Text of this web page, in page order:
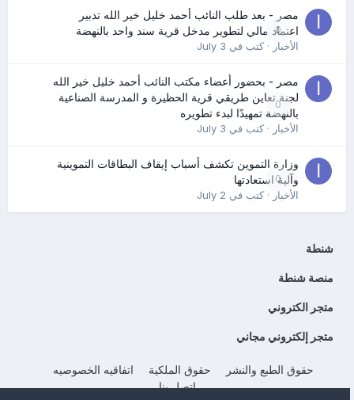
0
مصر - بعد طلب النائب أحمد خليل خير الله تدبير
اعتماد مالي لتطوير مدخل قرية سند واحد بالنهضة
الأخبار· كتب في July 3
0
مصر - بحضور أعضاء مكتب النائب أحمد خليل خير الله
لجنة تعاين طريقي قرية الحظيرة و المدرسة الصناعية
بالنهضة تمهيدًا لبدء تطويره
الأخبار· كتب في July 3
0
وزارة التموين تكشف أسباب إيقاف البطاقات التموينية
وآلية استعادتها
الأخبار· كتب في July 2
شنطة
منصة شنطة
متجر الكتروني
متجر إلكتروني مجاني
حقوق الطبع والنشر حقوق الملكية
اتفاقيه الخصوصيه
إتصل بنا